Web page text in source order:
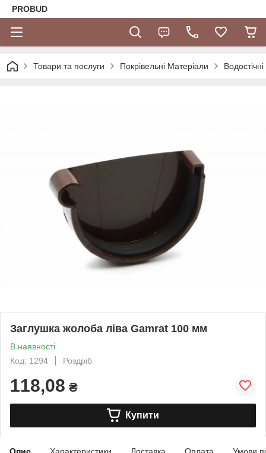
PROBUD
Товари та послуги Покрівельні Матеріали
Заглушка жолоба ліва Gamrat 100 мм
В наявності
Код: 1294
Роздріб
118,08 ₴
Купити
Опис Характеристики Доставка Оплата Умови